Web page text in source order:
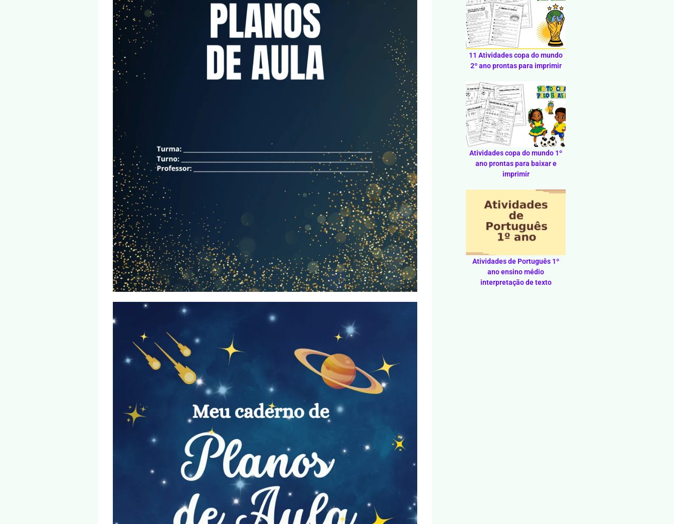
11 Atividades copa do mundo
2º ano prontas para imprimir
Atividades copa do mundo 1º
ano prontas para baixar e
imprimir
Atividades de Português 1º
ano ensino médio
interpretação de texto